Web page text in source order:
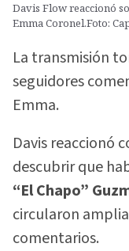
Davis Flow reaccionó
Emma Coronel.Foto:
La transmisión
seguidores
Emma.
Davis reaccionó
descubrir que
“El Chapo”
circularon
comentarios.